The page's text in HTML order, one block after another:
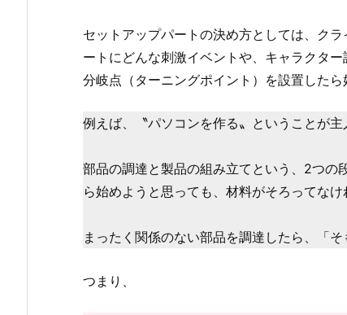
セットアップパートの決め方としては、ク
ートにどんな刺激イベントや、キャラクタ
分岐点（ターニングポイント）を設置したら
例えば、〝パソコンを作る〟ということが主
部品の調達と製品の組み立てという、2つの
ら始めようと思っても、材料がそろってな
まったく関係のない部品を調達したら、「
つまり、